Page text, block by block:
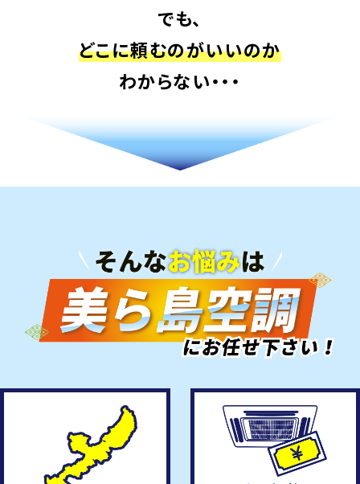
でも、
どこに頼むのがいいのか
わからない・・・